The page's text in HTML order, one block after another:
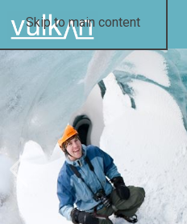
Skip to main content